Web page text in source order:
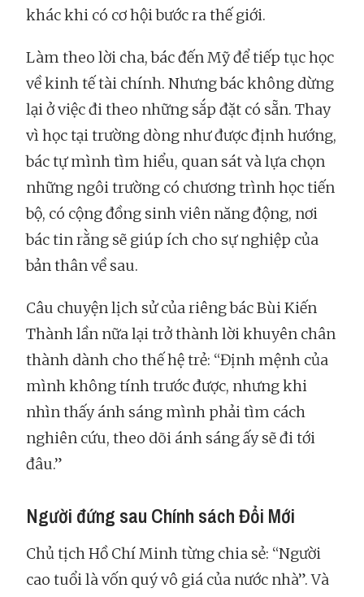
khác khi có cơ hội bước ra thế giới.
Làm theo lời cha, bác đến Mỹ để tiếp tục học
về kinh tế tài chính. Nhưng bác không dừng
lại ở việc đi theo những sắp đặt có sẵn. Thay
vì học tại trường dòng như được định hướng,
bác tự mình tìm hiểu, quan sát và lựa chọn
những ngôi trường có chương trình học tiến
bộ, có cộng đồng sinh viên năng động, nơi
bác tin rằng sẽ giúp ích cho sự nghiệp của
bản thân về sau.
Câu chuyện lịch sử của riêng bác Bùi Kiến
Thành lần nữa lại trở thành lời khuyên chân
thành dành cho thế hệ trẻ: “Định mệnh của
mình không tính trước được, nhưng khi
nhìn thấy ánh sáng mình phải tìm cách
nghiên cứu, theo dõi ánh sáng ấy sẽ đi tới
đâu.”
Người đứng sau Chính sách Đổi Mới
Chủ tịch Hồ Chí Minh từng chia sẻ: “Người
cao tuổi là vốn quý vô giá của nước nhà”. Và